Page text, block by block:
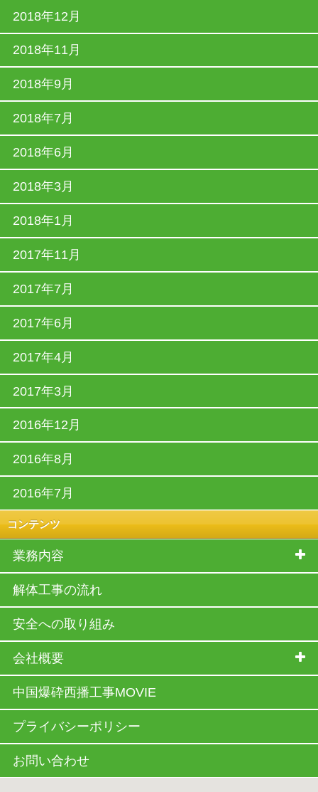
2018年12月
2018年11月
2018年9月
2018年7月
2018年6月
2018年3月
2018年1月
2017年11月
2017年7月
2017年6月
2017年4月
2017年3月
2016年12月
2016年8月
2016年7月
コンテンツ
業務内容
解体工事の流れ
安全への取り組み
会社概要
中国爆砕西播工事MOVIE
プライバシーポリシー
お問い合わせ